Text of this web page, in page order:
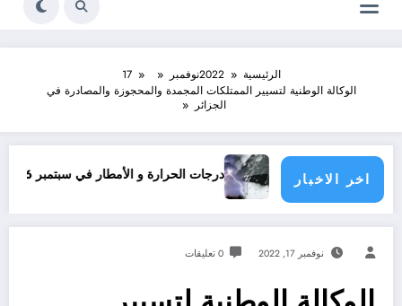
الرئيسية 2022نوفمبر
17
الوكالة الوطنية لتسيير الممتلكات المجمدة والمحجوزة والمصادرة في
الجزائر
اخر الاخباردرجات الحرارة و الأمطار في سبتمبر 2026 في الجزائر
نوفمبر 17, 2022 0 تعليقات